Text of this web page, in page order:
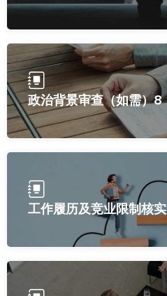
政治背景审查（如需）8
工作履历及竞业限制核实